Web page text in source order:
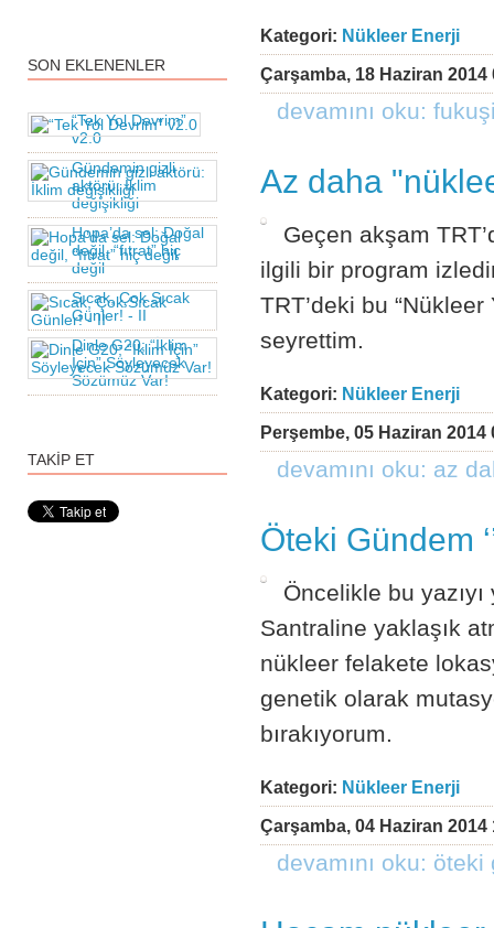
Kategori: Nükleer Enerji
Çarşamba, 18 Haziran
devamını oku:
Az daha
Geçen akşam
ilgili bir program
TRT’deki bu
seyrettim.
Kategori: Nükleer Enerji
Perşembe, 05 Haziran
devamını oku: az
Öteki Gündem
Öncelikle bu
Santraline yaklaşık
nükleer felakete
genetik olarak
bırakıyorum.
Kategori: Nükleer Enerji
Çarşamba, 04 Haziran
devamını oku: öteki
SON EKLENENLER
“Tek Yol Devrim”
v2.0
Gündemin gizli
aktörü: İklim
değişikliği
Hopa’da sel: Doğal
değil, “fıtrat” hiç
değil
Sıcak, Çok Sıcak
Günler! - II
Dinle G20; “İklim
İçin” Söyleyecek
Sözümüz Var!
TAKİP ET